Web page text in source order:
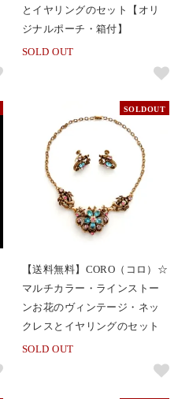
とイヤリングのセット【オリ
ジナルポーチ・箱付】
SOLD OUT
SOLDOUT
【送料無料】CORO（コロ）☆
マルチカラー・ラインストー
ンお花のヴィンテージ・ネッ
クレスとイヤリングのセット
SOLD OUT